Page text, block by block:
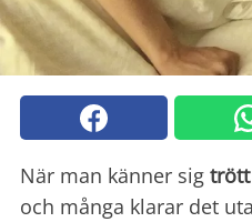
När man känner sig trött
och många klarar det